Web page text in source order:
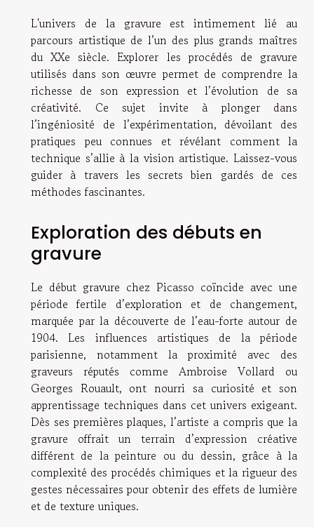
L'univers de la gravure est intimement lié au
parcours artistique de l’un des plus grands maîtres
du XXe siècle. Explorer les procédés de gravure
utilisés dans son œuvre permet de comprendre la
richesse de son expression et l’évolution de sa
créativité. Ce sujet invite à plonger dans
l’ingéniosité de l’expérimentation, dévoilant des
pratiques peu connues et révélant comment la
technique s’allie à la vision artistique. Laissez-vous
guider à travers les secrets bien gardés de ces
méthodes fascinantes.
Exploration des débuts en
gravure
Le début gravure chez Picasso coïncide avec une
période fertile d’exploration et de changement,
marquée par la découverte de l’eau-forte autour de
1904. Les influences artistiques de la période
parisienne, notamment la proximité avec des
graveurs réputés comme Ambroise Vollard ou
Georges Rouault, ont nourri sa curiosité et son
apprentissage techniques dans cet univers exigeant.
Dès ses premières plaques, l’artiste a compris que la
gravure offrait un terrain d’expression créative
différent de la peinture ou du dessin, grâce à la
complexité des procédés chimiques et la rigueur des
gestes nécessaires pour obtenir des effets de lumière
et de texture uniques.